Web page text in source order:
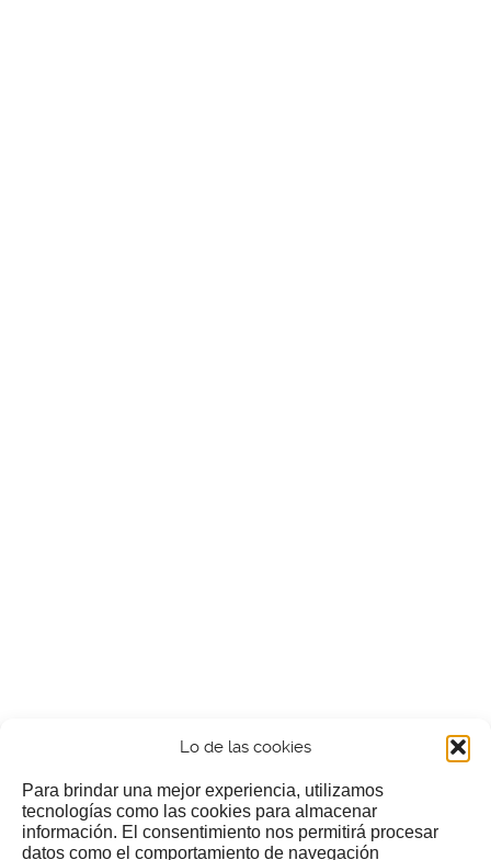
Lo de las cookies
Para brindar una mejor experiencia, utilizamos
tecnologías como las cookies para almacenar
información. El consentimiento nos permitirá procesar
datos como el comportamiento de navegación
¿Nos invitas a un cafecillo?